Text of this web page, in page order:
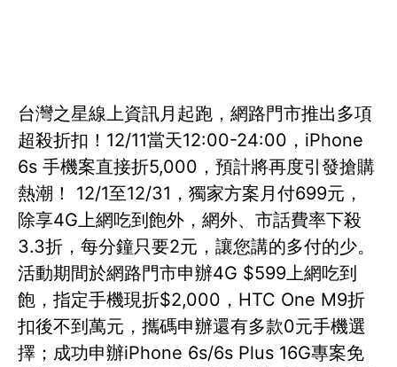
台灣之星線上資訊月起跑，網路門市推出多項
超殺折扣！12/11當天12:00-24:00，iPhone
6s 手機案直接折5,000，預計將再度引發搶購
熱潮！ 12/1至12/31，獨家方案月付699元，
除享4G上網吃到飽外，網外、市話費率下殺
3.3折，每分鐘只要2元，讓您講的多付的少。
活動期間於網路門市申辦4G $599上網吃到
飽，指定手機現折$2,000，HTC One M9折
扣後不到萬元，攜碼申辦還有多款0元手機選
擇；成功申辦iPhone 6s/6s Plus 16G專案免